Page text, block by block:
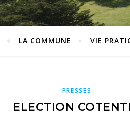
LA COMMUNE VIE
PRESSES
ELECTION